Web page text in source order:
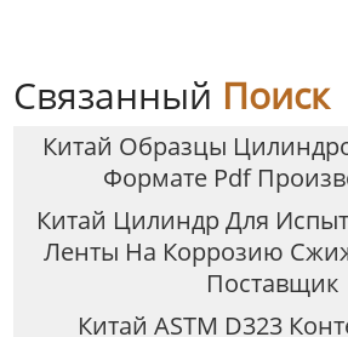
Связанный Поиск
Китай Образцы
Формате Pdf
Китай Цилиндр Для
Ленты На Коррозию
Поставщик
Китай ASTM D323